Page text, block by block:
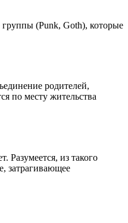
(Punk, Goth), которые
родителей,
по месту жительства
из такого
затрагивающее